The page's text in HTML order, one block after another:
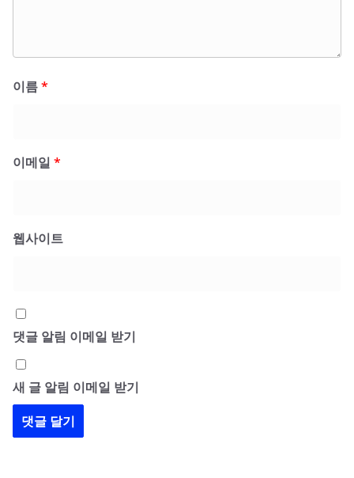
이름*
이메일 *
웹사이트
댓글 알림 이메일 받기
새 글 알림 이메일 받기